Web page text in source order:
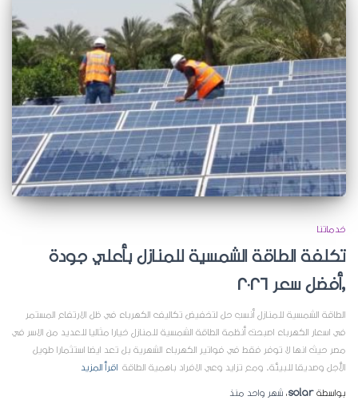
خدماتنا
تكلفة الطاقة الشمسية للمنازل بأعلي جودة
,أفضل سعر 2026
الطاقة الشمسية للمنازل أنسب حل لتخفيض تكاليف الكهرباء في ظل الارتفاع المستمر
في اسعار الكهرباء اصبحت أنظمة الطاقة الشمسية للمنازل خيارا مثاليا للعديد من الاسر في
مصر حيث انها لا توفر فقط في فواتير الكهرباء الشهرية بل تعد ايضا استثمارا طويل
الأجل وصديقا للبيئة. ومع تزايد وعي الافراد باهمية الطاقة اقرأ المزيد
بواسطةsolar، شهر واحد منذ